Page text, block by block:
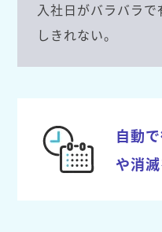
入社日がバラバラ
しきれない。
自動
や消滅